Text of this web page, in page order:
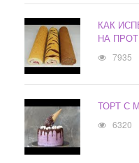
КАК
НА
7935
ТОРТ С
6320